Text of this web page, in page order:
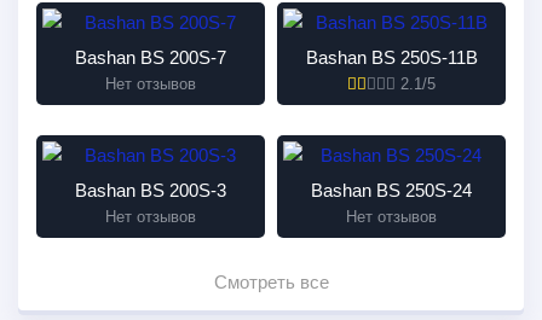
Bashan BS 200S-7
Нет отзывов
Bashan BS 250S-11B
2.1/5
Bashan BS 200S-3
Нет отзывов
Bashan BS 250S-24
Нет отзывов
Смотреть все